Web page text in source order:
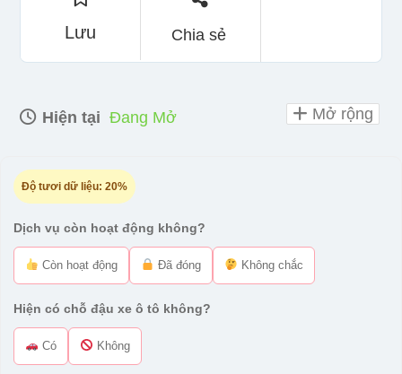
Lưu Chia sẻ
Hiện tại Đang Mở
Độ tươi dữ liệu: 20%
Dịch vụ còn hoạt động không?
Còn hoạt động Đã đóng Không chắc
Hiện có chỗ đậu xe ô tô không?
Có Không
Mở rộng